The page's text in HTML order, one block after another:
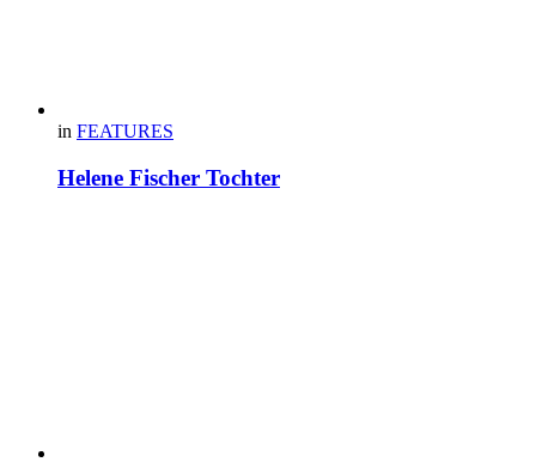
in FEATURES
Helene Fischer Tochter